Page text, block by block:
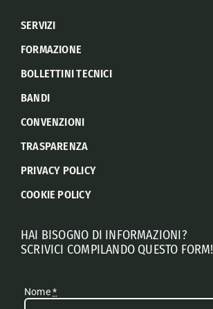
SERVIZI
FORMAZIONE
BOLLETTINI TECNICI
BANDI
CONVENZIONI
TRASPARENZA
PRIVACY POLICY
COOKIE POLICY
HAI BISOGNO DI INFORMAZIONI?
SCRIVICI COMPILANDO QUESTO FORM!
Nome*